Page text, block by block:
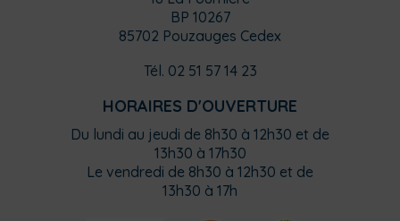
BP 10267
85702 Pouzauges Cedex
Tél. 02 51 57 14 23
HORAIRES D'OUVERTURE
Du lundi au jeudi de 8h30 à 12h30 et de
13h30 à 17h30
Le vendredi de 8h30 à 12h30 et de
13h30 à 17h